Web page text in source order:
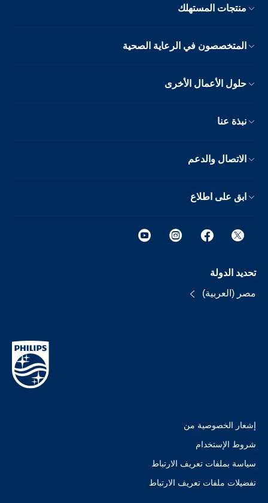
منتجات المستهلك
المتخصصون في الرعاية الصحية
حلول الأعمال الأخرى
نبذة عنا
الاتصال والدعم
ابق على اطلاع
تحديد الدولة
مصر (العربية)
إشعار الخصوصية من
شروط الإستخدام
سياسة بملفات تعريف الارتباط
تفضيلات ملفات تعريف الارتباط